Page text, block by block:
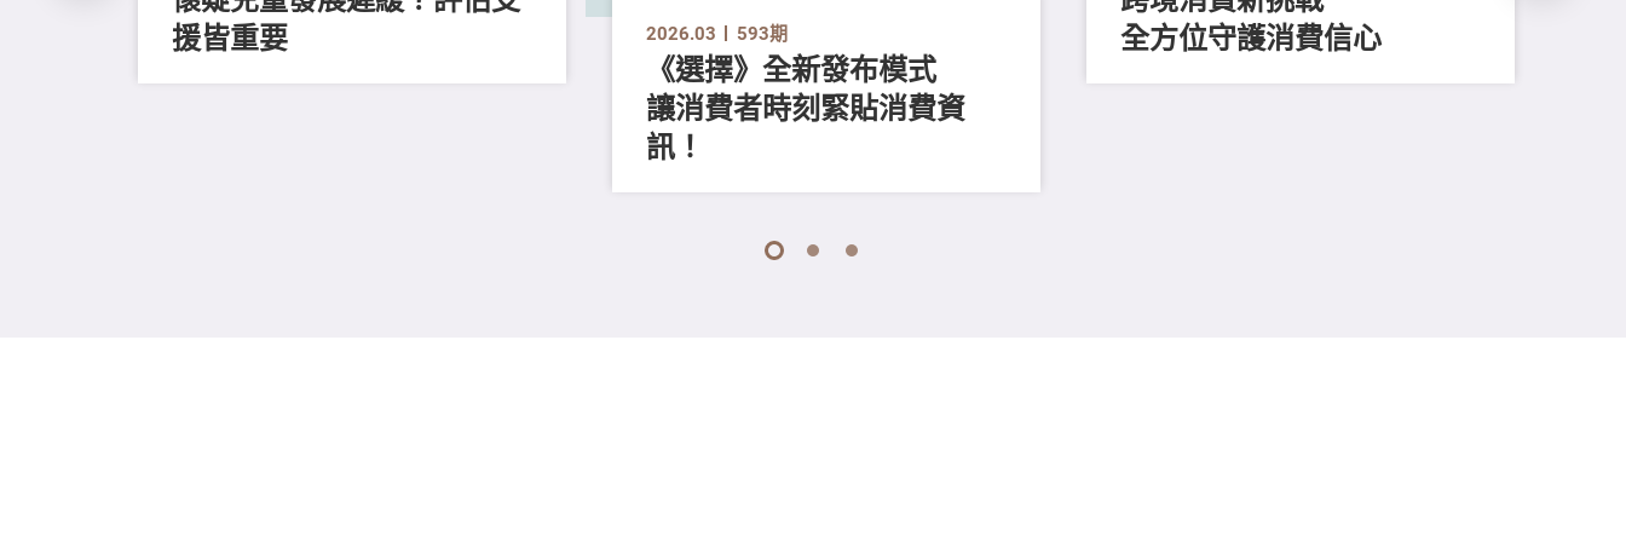
援皆重要
2026.03 593期
《選擇》全新發布模式
讓消費者時刻緊貼消費資
訊！
全方位守護消費信心
1 2 3